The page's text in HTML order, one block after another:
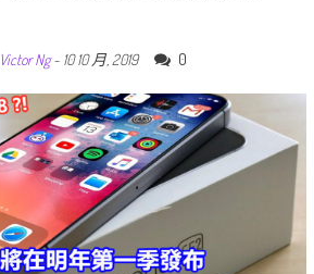
Victor Ng- 10 10 月, 2019 0